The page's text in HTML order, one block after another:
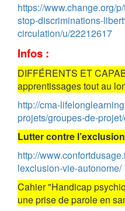
https://www.change.org/
stop-discriminations-
circulation/u/22212617
Infos :
DIFFÉRENTS ET
apprentissages tout au
http://cma-
projets/groupes-de-
Lutter contre
http://
lexclusion-vie-autonome/
Cahier "Handicap
une prise de parole en